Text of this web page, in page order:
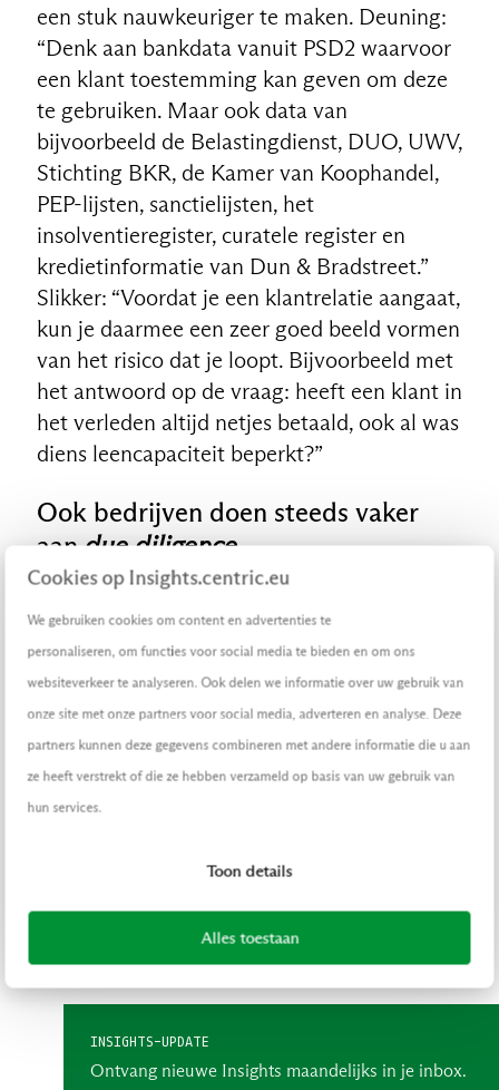
Cookies op Insights.centric.eu
We gebruiken cookies om content en advertenties te
personaliseren, om functies voor social media te bieden en om ons
websiteverkeer te analyseren. Ook delen we informatie over uw gebruik van
onze site met onze partners voor social media, adverteren en analyse. Deze
partners kunnen deze gegevens combineren met andere informatie die u aan
ze heeft verstrekt of die ze hebben verzameld op basis van uw gebruik van
hun services.
Toon details
Alles toestaan
een stuk nauwkeuriger te maken. Deuning:
“Denk aan bankdata vanuit PSD2 waarvoor
een klant toestemming kan geven om deze
te gebruiken. Maar ook data van
bijvoorbeeld de Belastingdienst, DUO, UWV,
Stichting BKR, de Kamer van Koophandel,
PEP-lijsten, sanctielijsten, het
insolventieregister, curatele register en
kredietinformatie van Dun & Bradstreet.”
Slikker: “Voordat je een klantrelatie aangaat,
kun je daarmee een zeer goed beeld vormen
van het risico dat je loopt. Bijvoorbeeld met
het antwoord op de vraag: heeft een klant in
het verleden altijd netjes betaald, ook al was
diens leencapaciteit beperkt?”
Ook bedrijven doen steeds vaker
aandue diligence
hoeven te worden. Het zijn de databronnen
die creditmanagers optioneel via LogiLink
van Centric op hun bestaande ERP- of
financiële systemen kunnen aansluiten.
Slikker: “Dat vinden klanten ook fijn aan
onze oplossing: ze zitten zelf aan de
knoppen. Zij bepalen welke databronnen ze
klanten te werven ze meer of juist minder
risico accepteren. En welke checks ze dan in
het proces willen hebben.”
INSIGHTS-UPDATE
Ontvang nieuwe Insights maandelijks in je inbox.